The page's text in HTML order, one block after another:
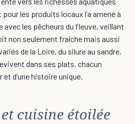
les produits locaux l’a amené à
les pêcheurs du fleuve, veillant
non seulement fraîche mais aussi
de la Loire, du silure au sandre,
dans ses plats, chacun
et d’une histoire unique.
cuisine étoilée